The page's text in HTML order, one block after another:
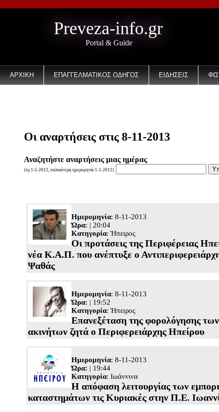
Preveza-info.gr
Portal & Guide
ΑΡΧΙΚΗ ΕΠΑΓΓΕΛΜΑΤΙΚΟΣ ΟΔΗΓΟΣ ΕΙΔΗΣΕΙΣ
Οι αναρτήσεις στις 8-11-2013
Αναζητήστε αναρτήσεις μιας ημέρας
(πχ 1-5-2012, παλαιότερη ημερομηνία 1-1-2012)
Ημερομηνία: 8-11-2013
Ώρα: | 20:04
Κατηγορία:Ήπειρος
Οι προτάσεις της Περιφέρειας
νέα Κ.Α.Π. που ανέπτυξε ο
Ψαθάς
Ημερομηνία: 8-11-2013
Ώρα: | 19:52
Κατηγορία:Ήπειρος
Επανεξέταση της φορολόγησης
ακινήτων ζητά ο Περιφερειάρχης Ηπείρου
Ημερομηνία: 8-11-2013
Ώρα: | 19:44
Κατηγορία: Ιωάννινα
Η απόφαση λειτουργίας των
καταστημάτων τις Κυριακές στην Π.Ε.